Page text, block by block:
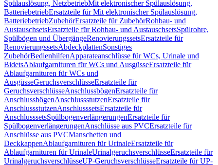
Spülauslösung, NetzbetriebMit elektronischer Spülauslösung,
BatteriebetriebErsatzteile für Mit elektronischer Spülauslösung,
BatteriebetriebZubehörErsatzteile für ZubehörRohbau- und
AustauschsetsErsatzteile für Rohbau- und AustauschsetsSpülrohre,
Spülbögen und ÜbergängeRenovierungssetsErsatzteile für
RenovierungssetsAbdeckplattenSonstiges
ZubehörBedienhilfenApparateanschlüsse für WCs, Urinale und
BidetsAblaufgarnituren für WCs und AusgüsseErsatzteile für
Ablaufgarnituren für WCs und
AusgüsseGeruchsverschlüsseErsatzteile für
GeruchsverschlüsseAnschlussbögenErsatzteile für
AnschlussbögenAnschlussstutzenErsatzteile für
AnschlussstutzenAnschlusssetsErsatzteile für
AnschlusssetsSpülbogenverlängerungenErsatzteile für
SpülbogenverlängerungenAnschlüsse aus PVCErsatzteile für
Anschlüsse aus PVCManschetten und
DeckkappenAblaufgarnituren für UrinaleErsatzteile für
Ablaufgarnituren für UrinaleUrinalgeruchsverschlüsseErsatzteile für
UrinalgeruchsverschlüsseUP-GeruchsverschlüsseErsatzteile für UP-